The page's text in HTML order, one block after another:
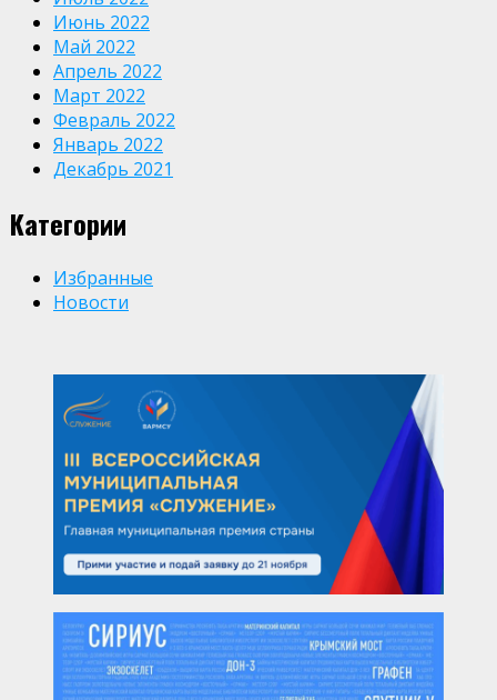
Июнь 2022
Май 2022
Апрель 2022
Март 2022
Февраль 2022
Январь 2022
Декабрь 2021
Категории
Избранные
Новости